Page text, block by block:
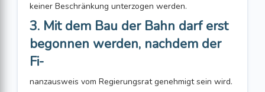
keiner Beschränkung unterzogen werden.
3. Mit dem Bau der Bahn darf erst
begonnen werden, nachdem der
Fi-
nanzausweis vom Regierungsrat genehmigt sein wird.